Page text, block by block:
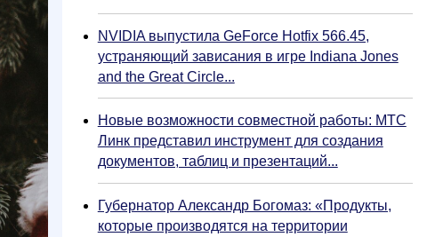
NVIDIA выпустила GeForce Hotfix 566.45,
устраняющий зависания в игре Indiana Jones
and the Great Circle...
Новые возможности совместной работы: МТС
Линк представил инструмент для создания
документов, таблиц и презентаций...
Губернатор Александр Богомаз: «Продукты,
которые производятся на территории